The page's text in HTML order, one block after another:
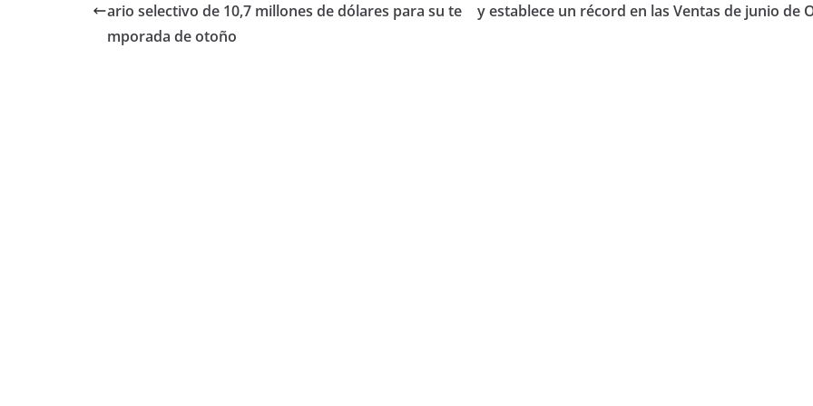
ario selectivo de 10,7 millones de dólares para su te
mporada de otoño
y establece un récord en las Ventas de junio de